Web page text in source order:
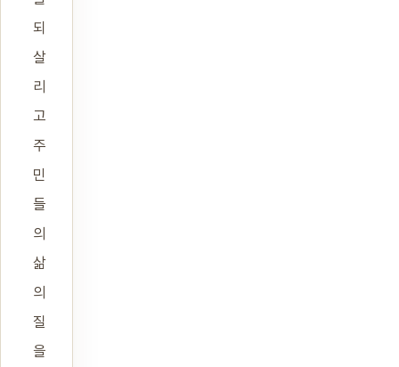
되
살
리
고
주
민
들
의
삶
의
질
을